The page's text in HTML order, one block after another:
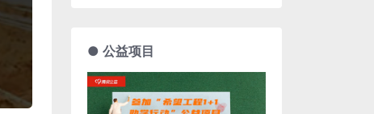
● 公益项目